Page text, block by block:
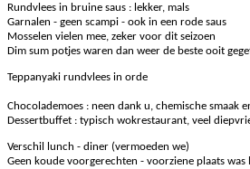
Rundvlees in bruine saus : lekker, mals
Garnalen - geen scampi - ook in een rode saus
Mosselen vielen mee, zeker voor dit seizoen
Dim sum potjes waren dan weer de beste ooit
Teppanyaki rundvlees in orde
Chocolademoes : neen dank u, chemische smaak
Dessertbuffet : typisch wokrestaurant, veel
Verschil lunch - diner (vermoeden we)
Geen koude voorgerechten - voorziene plaats was